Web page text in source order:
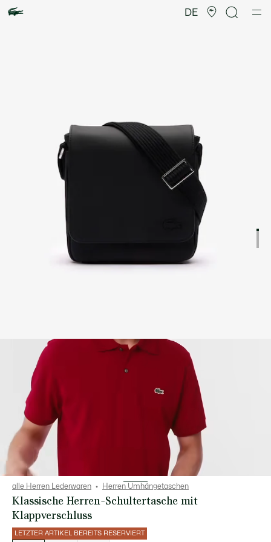
DE
alle Herren Lederwaren Herren Umhängetaschen
Klassische Herren-Schultertasche mit
Klappverschluss
LETZTER ARTIKEL BEREITS RESERVIERT